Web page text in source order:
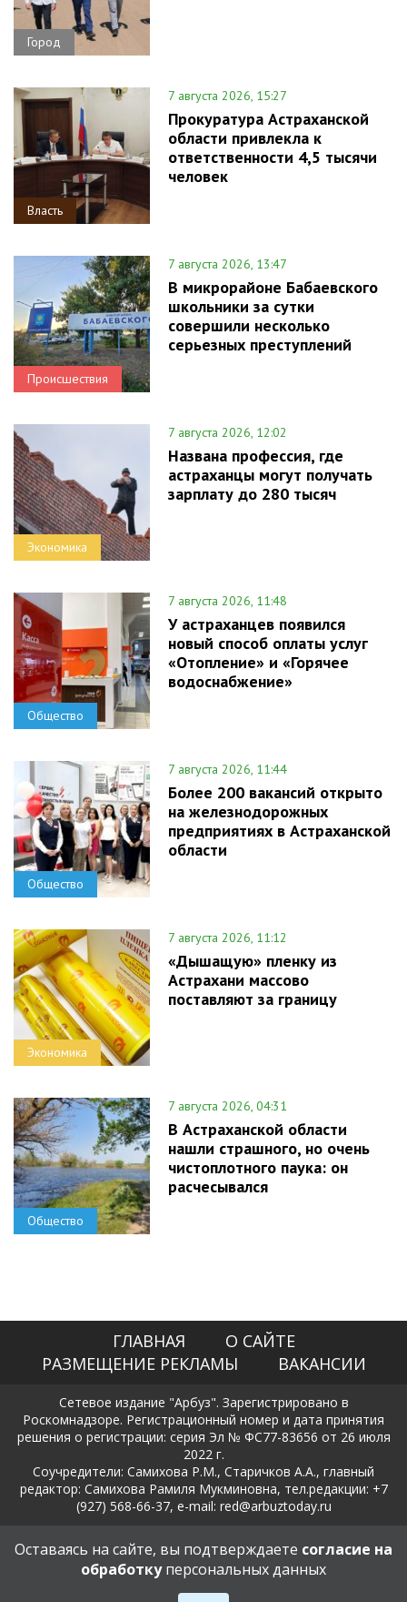
Город
Власть
7 августа 2026, 15:27
Прокуратура Астраханской
области привлекла к
ответственности 4,5 тысячи
человек
Происшествия
7 августа 2026, 13:47
В микрорайоне Бабаевского
школьники за сутки
совершили несколько
серьезных преступлений
Экономика
7 августа 2026, 12:02
Названа профессия, где
астраханцы могут получать
зарплату до 280 тысяч
Общество
7 августа 2026, 11:48
У астраханцев появился
новый способ оплаты услуг
«Отопление» и «Горячее
водоснабжение»
Общество
7 августа 2026, 11:44
Более 200 вакансий открыто
на железнодорожных
предприятиях в Астраханской
области
Экономика
7 августа 2026, 11:12
«Дышащую» пленку из
Астрахани массово
поставляют за границу
Общество
7 августа 2026, 04:31
В Астраханской области
нашли страшного, но очень
чистоплотного паука: он
расчесывался
ГЛАВНАЯ
О САЙТЕ
РАЗМЕЩЕНИЕ РЕКЛАМЫ
ВАКАНСИИ
Сетевое издание "Арбуз". Зарегистрировано в
Роскомнадзоре. Регистрационный номер и дата принятия
решения о регистрации: серия Эл № ФС77-83656 от 26 июля
2022 г.
Соучредители: Самихова Р.М., Старичков А.А., главный
редактор: Самихова Рамиля Мукминовна, тел.редакции: +7
(927) 568-66-37, e-mail: red@arbuztoday.ru
Политика в отношении обработки и защиты персональных
данных
Оставаясь на сайте, вы подтверждаете согласие на
обработкуперсональных данных